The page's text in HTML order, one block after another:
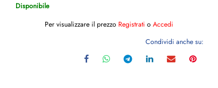
Disponibile
Per visualizzare il prezzo Registrati o Accedi
Condividi anche su: